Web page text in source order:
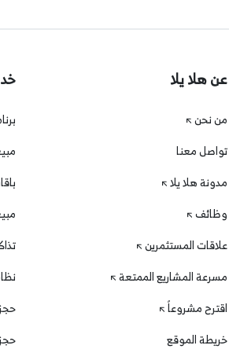
عن هلا يلا
من نحن
تواصل معنا
مدونة هلا يلا
وظائف
علاقات المستثمرين
مسرعة المشاريع الممتعة
اقترح مشروعاً
خريطة الموقع